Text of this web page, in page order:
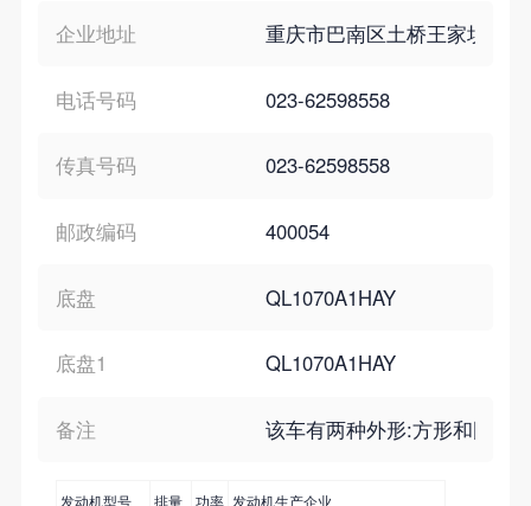
企业地址 重庆市巴南区土桥王家坝路
电话号码 023-62598558
传真号码 023-62598558
邮政编码 400054
底盘 QL1070A1HAY
底盘1 QL1070A1HAY
备注 该车有两种外形:方形和圆弧
发动机型号 排量 功率 发动机生产企业